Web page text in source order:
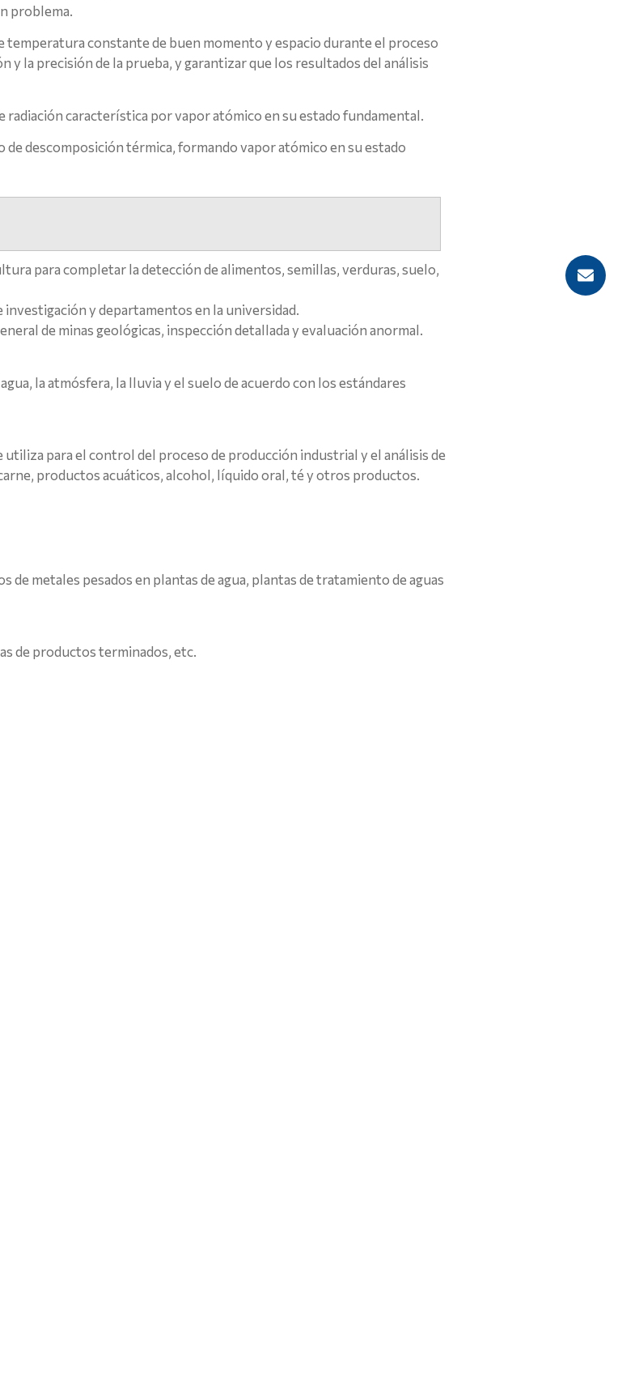
problema.
constante de buen momento y espacio durante el proceso
la precisión de la prueba, y garantizar que los resultados del análisis
radiación característica por vapor atómico en su estado fundamental.
descomposición térmica, formando vapor atómico en su estado
para completar la detección de alimentos, semillas, verduras, suelo,
y departamentos en la universidad.
de minas geológicas, inspección detallada y evaluación anormal.
la atmósfera, la lluvia y el suelo de acuerdo con los estándares
para el control del proceso de producción industrial y el análisis de
productos acuáticos, alcohol, líquido oral, té y otros productos.
metales pesados ​​en plantas de agua, plantas de tratamiento de aguas
de productos terminados, etc.